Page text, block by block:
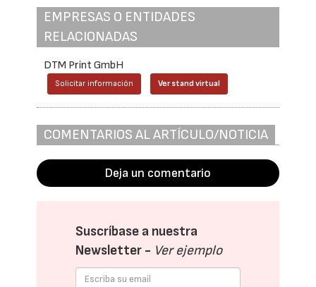
EMPRESAS O ENTIDADES
RELACIONADAS
DTM Print GmbH
Solicitar información Ver stand virtual
COMENTARIOS AL ARTÍCULO/NOTICIA
Deja un comentario
Suscríbase a nuestra
Newsletter - Ver ejemplo